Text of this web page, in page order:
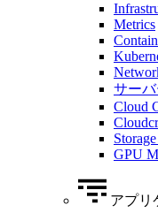
Metrics
サー
Cloud
GPU
アプリ